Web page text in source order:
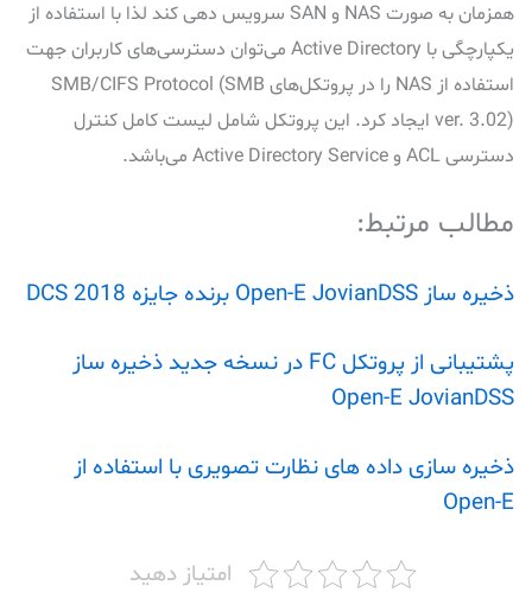
همزمان به صورت NAS و SAN سرویس دهی کند لذا با استفاده از
یکپارچگی با Active Directory می‌توان دسترسی‌های کاربران جهت
استفاده از NAS را در پروتکل‌های SMB/CIFS Protocol (SMB
ver. 3.02) ایجاد کرد. این پروتکل شامل لیست کامل کنترل
دسترسی ACL و Active Directory Service می‌باشد.
مطالب مرتبط:
ذخیره ساز Open-E JovianDSS برنده جایزه DCS 2018
پشتیبانی از پروتکل FC در نسخه جدید ذخیره ساز
Open-E JovianDSS
ذخیره سازی داده های نظارت تصویری با استفاده از
Open-E
امتیاز دهید